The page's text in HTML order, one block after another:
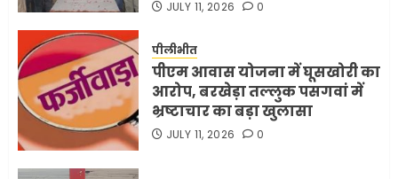
JULY 11, 2026 0
पीलीभीत
पीएम आवास योजना में घूसखोरी का
आरोप, बरखेड़ा तल्लुक पसगवां में
भ्रष्टाचार का बड़ा खुलासा
JULY 11, 2026 0